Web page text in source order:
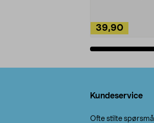
39,90
Kundeservice
Ofte stilte spørsmål